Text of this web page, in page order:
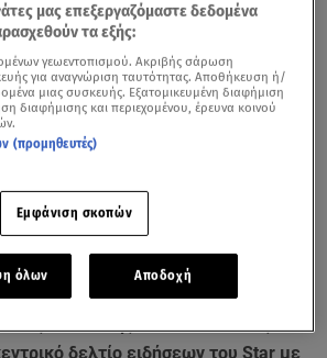
, προκειμένου να ενισχύσει την
της χώρας, απέναντι στις
Αυτή η εξέλιξη όμως βάζει στο
όπως εξήγησε από το
συντάκτης του Star Κώστας
δελτίο ειδήσεων του Star με
μας επεξεργαζόμαστε δεδομένα
τα εξής:
γεωεντοπισμού. Ακριβής σάρωση
για αναγνώριση ταυτότητας. Αποθήκευση ή/
μιας συσκευής. Εξατομικευμένη διαφήμιση
διαφήμισης και περιεχομένου, έρευνα κοινού
(προμηθευτές)
Εμφάνιση σκοπών
όλων Αποδοχή